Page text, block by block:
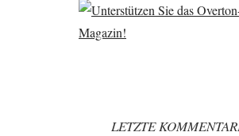
LETZTE